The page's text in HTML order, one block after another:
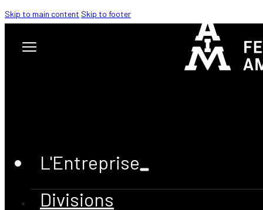
Skip to main content Skip to footer
L'Entreprise
Divisions
CATÉGORIE : SOUTIEN COMMUNAUTAIRE